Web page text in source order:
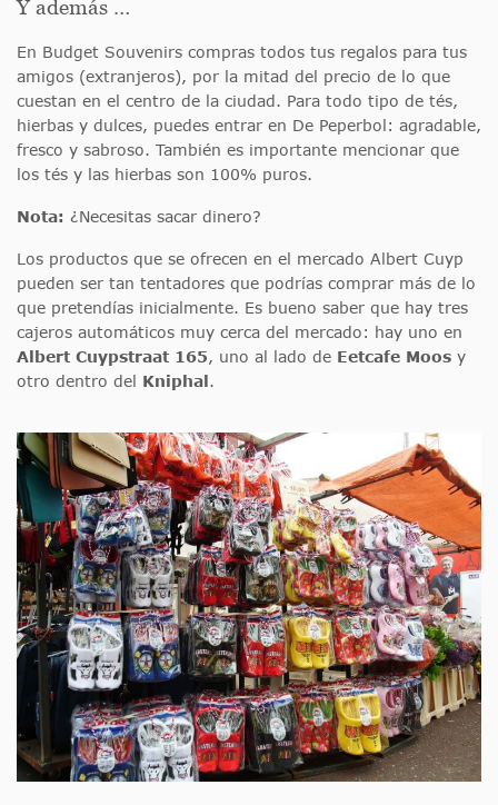
Y además …
En Budget Souvenirs compras todos tus regalos para tus
amigos (extranjeros), por la mitad del precio de lo que
cuestan en el centro de la ciudad. Para todo tipo de tés,
hierbas y dulces, puedes entrar en De Peperbol: agradable,
fresco y sabroso. También es importante mencionar que
los tés y las hierbas son 100% puros.
Nota: ¿Necesitas sacar dinero?
Los productos que se ofrecen en el mercado Albert Cuyp
pueden ser tan tentadores que podrías comprar más de lo
que pretendías inicialmente. Es bueno saber que hay tres
cajeros automáticos muy cerca del mercado: hay uno en
Albert Cuypstraat 165, uno al lado de Eetcafe Moos y
otro dentro del Kniphal.